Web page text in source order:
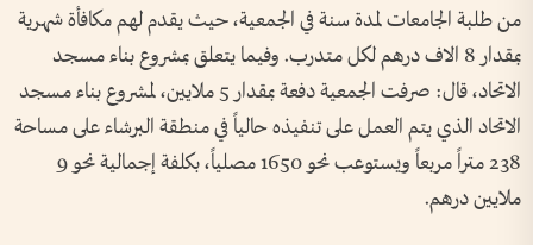
من طلبة الجامعات لمدة سنة في الجمعية، حيث يقدم لهم مكافأة شهرية
بمقدار 8 الاف درهم لكل متدرب. وفيما يتعلق بمشروع بناء مسجد
الاتحاد، قال: صرفت الجمعية دفعة بمقدار 5 ملايين، لمشروع بناء مسجد
الاتحاد الذي يتم العمل على تنفيذه حالياً في منطقة البرشاء على مساحة
238 متراً مربعاً ويستوعب نحو 1650 مصلياً، بكلفة إجمالية نحو 9
ملايين درهم.